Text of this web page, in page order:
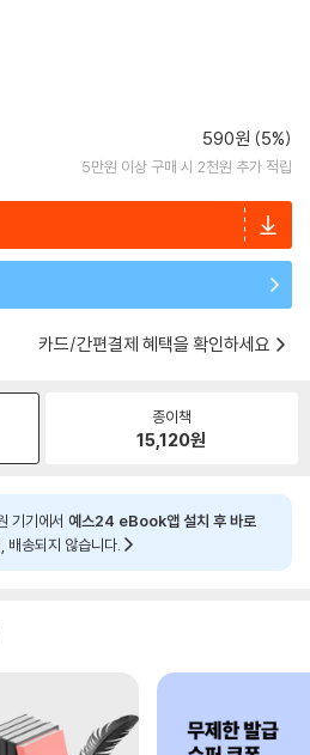
590원 (5%)
5만원 이상 구매 시 2천원 추가 적립
카드/간편결제 혜택을 확인하세요
종이책
15,120원
기기에서 예스24 eBook앱 설치 후 바로
배송되지 않습니다.